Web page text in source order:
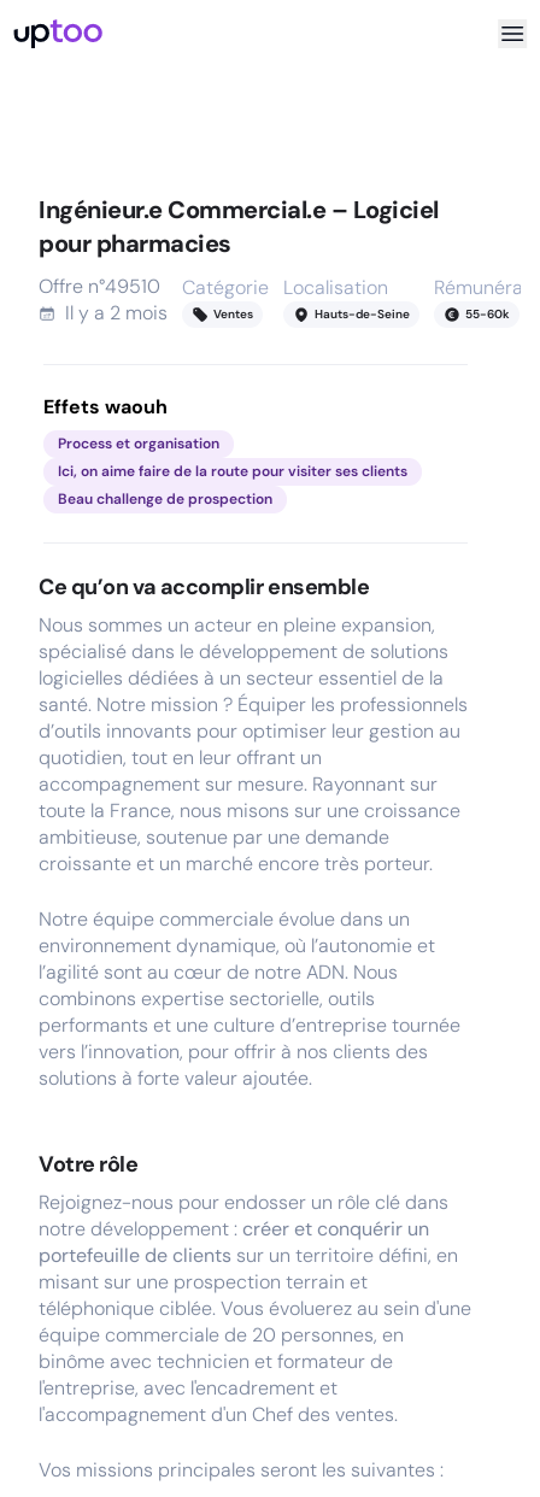
Ingénieur.e Commercial.e – Logiciel
pour pharmacies
Offre n°49510
Il y a 2 mois
Catégorie
Ventes
Localisation
Hauts-de-Seine 55-60k
Effets waouh
Process et organisation
Ici, on aime faire de la route pour visiter ses clients
Beau challenge de prospection
Ce qu’on va accomplir ensemble
Nous sommes un acteur en pleine expansion,
spécialisé dans le développement de solutions
logicielles dédiées à un secteur essentiel de la
santé. Notre mission ? Équiper les professionnels
d’outils innovants pour optimiser leur gestion au
quotidien, tout en leur offrant un
accompagnement sur mesure. Rayonnant sur
toute la France, nous misons sur une croissance
ambitieuse, soutenue par une demande
croissante et un marché encore très porteur.
Notre équipe commerciale évolue dans un
environnement dynamique, où l’autonomie et
l’agilité sont au cœur de notre ADN. Nous
combinons expertise sectorielle, outils
performants et une culture d’entreprise tournée
vers l’innovation, pour offrir à nos clients des
solutions à forte valeur ajoutée.
Votre rôle
Rejoignez-nous pour endosser un rôle clé dans
notre développement : créer et conquérir un
portefeuille de clients sur un territoire défini, en
misant sur une prospection terrain et
téléphonique ciblée. Vous évoluerez au sein d'une
équipe commerciale de 20 personnes, en
binôme avec technicien et formateur de
l'entreprise, avec l'encadrement et
l'accompagnement d'un Chef des ventes.
Vos missions principales seront les suivantes :